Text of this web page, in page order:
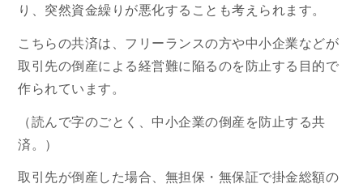
り、突然資金繰りが悪化することも考えられます。
こちらの共済は、フリーランスの方や中小企業などが
取引先の倒産による経営難に陥るのを防止する目的で
作られています。
（読んで字のごとく、中小企業の倒産を防止する共
済。）
取引先が倒産した場合、無担保・無保証で掛金総額の